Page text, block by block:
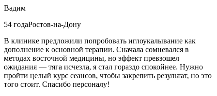
Вадим
54 годаРостов-на-Дону
В клинике предложили попробовать иглоукалывание как
дополнение к основной терапии. Сначала сомневался в
методах восточной медицины, но эффект превзошел
ожидания — тяга исчезла, я стал гораздо спокойнее. Нужно
пройти целый курс сеансов, чтобы закрепить результат, но это
того стоит. Спасибо персоналу!